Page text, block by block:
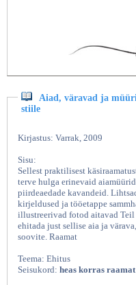
Aiad, väravad ja
stiile
Kirjastus: Varrak, 2009
Sisu:
Sellest praktilisest
terve hulga erinevaid
piirdeaedade kavandeid.
kirjeldused ja tööetappe
illustreerivad fotod aitavad
ehitada just sellise aia ja
soovite. Raamat
Teema: Ehitus
Seisukord: heas korras raamat